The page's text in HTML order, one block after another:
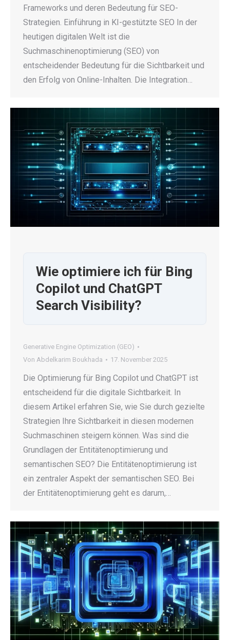
Frameworks und deren Bedeutung für SEO-
Strategien. Einführung in KI-gestützte SEO In der
heutigen digitalen Welt ist die
Suchmaschinenoptimierung (SEO) von
entscheidender Bedeutung für die Sichtbarkeit und
den Erfolg von Online-Inhalten. Die Integration…
Wie optimiere ich für Bing
Copilot und ChatGPT
Search Visibility?
Generative Engine Optimization (GEO)
Von Abdelkarim Boukhada 17. November 2025
Die Optimierung für Bing Copilot und ChatGPT ist
entscheidend für die digitale Sichtbarkeit. In
diesem Artikel erfahren Sie, wie Sie durch gezielte
Strategien Ihre Sichtbarkeit in diesen modernen
Suchmaschinen steigern können. Was sind die
Grundlagen der Entitätenoptimierung und
semantischen SEO? Die Entitätenoptimierung ist
ein zentraler Aspekt der semantischen SEO. Bei
der Entitätenoptimierung geht es darum,…